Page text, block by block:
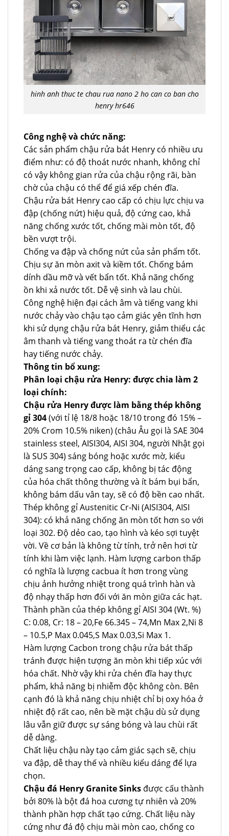
hinh anh thuc te chau rua nano 2 ho can co ban cho
henry hr646
Công nghệ và chức năng:
Các sản phẩm chậu rửa bát Henry có nhiều ưu
điểm như: có độ thoát nước nhanh, không chỉ
có vậy không gian rửa của chậu rộng rãi, bàn
chờ của chậu có thể để giá xếp chén đĩa.
Chậu rửa bát Henry cao cấp có chịu lực chịu va
đập (chống nứt) hiệu quả, độ cứng cao, khả
năng chống xước tốt, chống mài mòn tốt, độ
bền vượt trội.
Chống va đập và chống nứt của sản phẩm tốt.
Chịu sự ăn mòn axit và kiềm tốt. Chống bám
dính dầu mỡ và vết bẩn tốt. Khả năng chống
ồn khi xả nước tốt. Dễ vệ sinh và lau chùi.
Công nghệ hiện đại cách âm và tiếng vang khi
nước chảy vào chậu tạo cảm giác yên tĩnh hơn
khi sử dụng chậu rửa bát Henry, giảm thiểu các
âm thanh và tiếng vang thoát ra từ chén đĩa
hay tiếng nước chảy.
Thông tin bổ xung:
Phân loại chậu rửa Henry: được chia làm 2
loại chính:
Chậu rửa Henry được làm bằng thép không
gỉ 304(với tỉ lệ 18/8 hoặc 18/10 trong đó 15% –
20% Crom 10.5% niken) (châu Âu gọi là SAE 304
stainless steel, AISI304, AISI 304, người Nhật gọi
là SUS 304) sáng bóng hoặc xước mờ, kiểu
dáng sang trọng cao cấp, không bị tác động
của hóa chất thông thường và ít bám bụi bẩn,
không bám dấu vân tay, sẽ có độ bền cao nhất.
Thép không gỉ Austenitic Cr-Ni (AISI304, AISI
304): có khả năng chống ăn mòn tốt hơn so với
loại 302. Độ dẻo cao, tạo hình và kéo sợi tuyệt
vời. Về cơ bản là không từ tính, trở nên hơi từ
tính khi làm việc lạnh. Hàm lượng carbon thấp
có nghĩa là lượng cacbua ít hơn trong vùng
chịu ảnh hưởng nhiệt trong quá trình hàn và
độ nhạy thấp hơn đối với ăn mòn giữa các hạt.
Thành phần của thép không gỉ AISI 304 (Wt. %)
C: 0.08, Cr: 18 – 20,Fe 66.345 – 74,Mn Max 2,Ni 8
– 10.5,P Max 0.045,S Max 0.03,Si Max 1.
Hàm lượng Cacbon trong chậu rửa bát thấp
tránh được hiện tượng ăn mòn khi tiếp xúc với
hóa chất. Nhờ vậy khi rửa chén đĩa hay thực
phẩm, khả năng bị nhiễm độc không còn. Bên
cạnh đó là khả năng chịu nhiệt chỉ bị oxy hóa ở
nhiệt độ rất cao, nên bề mặt chậu dù sử dụng
lâu vẫn giữ được sự sáng bóng và lau chùi rất
dễ dàng.
Chất liệu chậu này tạo cảm giác sạch sẽ, chịu
va đập, dễ thay thế và nhiều kiểu dáng để lựa
chọn.
Chậu đá Henry Granite Sinks được cấu thành
bởi 80% là bột đá hoa cương tự nhiên và 20%
thành phần hợp chất tạo cứng. Chất liệu này
cứng như đá độ chịu mài mòn cao, chống co